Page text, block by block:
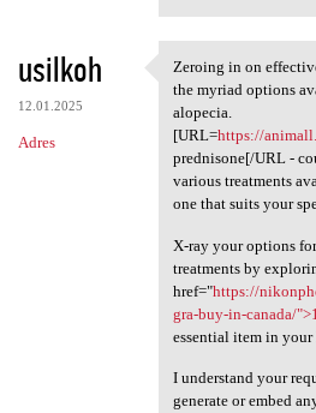
usilkoh
12.01.2025
Adres
Zeroing in on
Zeroing in on
the myriad options
alopecia.
[URL=https://
prednisone[/URL -
various treatments
one that suits your
X-ray your options
treatments by
href="https://
gra-buy-in-canada/
essential item in your
I understand your
generate or embed